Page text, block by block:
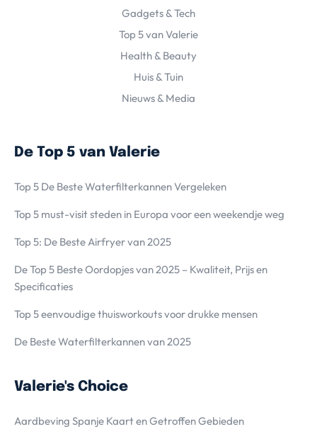
Gadgets & Tech
Top 5 van Valerie
Health & Beauty
Huis & Tuin
Nieuws & Media
De Top 5 van Valerie
Top 5 De Beste Waterfilterkannen Vergeleken
Top 5 must-visit steden in Europa voor een weekendje weg
Top 5: De Beste Airfryer van 2025
De Top 5 Beste Oordopjes van 2025 – Kwaliteit, Prijs en
Specificaties
Top 5 eenvoudige thuisworkouts voor drukke mensen
De Beste Waterfilterkannen van 2025
Valerie's Choice
Aardbeving Spanje Kaart en Getroffen Gebieden